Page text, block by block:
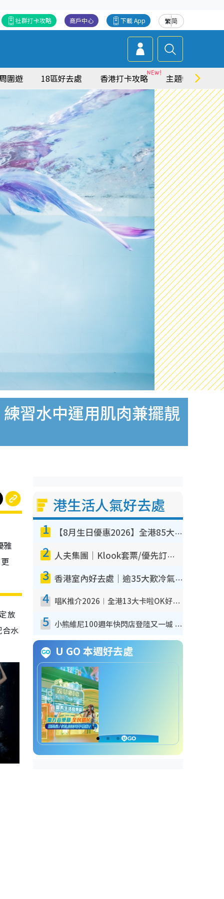
繁简
下載 App
商戶中心
社群打卡攻略
圍遊 18區好去處 香港打卡攻略 主題特集
習水中運用肌肉兼擺靚
雅
放
水
港生活人氣好去處
1 【8月生日優惠2026】全港85大食買玩著數攻略 自助餐/火鍋放題同行免費＋誠品/DONKI送現金券
2 人夫集團｜Klook套票/優先訂票/公開發售搶飛攻略！附票價.購票連結.場地座位表
3 香港室內好去處｜逾35大歎冷氣室內好去處推介 室內活動免費避雨無懼落雨
4 唱K推介2026︱全港13大卡啦OK好去處！最平$36起 日文K都有！(附地址+收費詳情)
5 小熊維尼100週年快閃店登陸又一城 重現百畝森林經典場景／獨家限定盲盒登場／專屬DIY香水
U GO 本週好去處